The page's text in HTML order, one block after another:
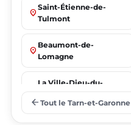
place
Saint-Étienne-de-
Tulmont
place
Beaumont-de-
Lomagne
La Ville-Dieu-du-
arrow_back Tout le Tarn-et-Garonne